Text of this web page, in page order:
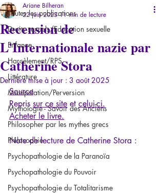
Toutes les publications
Droits sexuels/Education sexuelle
Enfance
Harcèlement/RPS
Littérature
Manipulation/Perversion
Mythologie - Savoir des Anciens
Philosopher par les mythes grecs
Philosophie
Psychopathologie de la Paranoïa
Psychopathologie du Pouvoir
Psychopathologie du Totalitarisme
Recension de
L'Internationale nazie par
Catherine Stora
Ariane Bilheran
22 juin 2023 11 min de lecture
Dernière mise à jour : 3 août 2025
Source
Repris sur ce site et celui-ci.
Acheter le livre.
Note de lecture de Catherine Stora :